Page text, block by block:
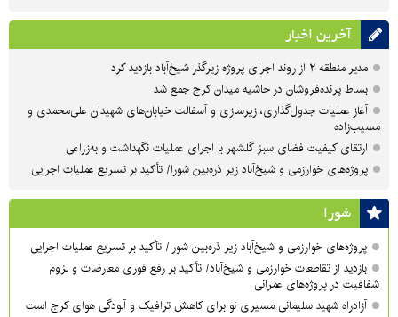
آخرین اخبار
مدیر منطقه ۲ از روند اجرای پروژه زیرگذر شیخ‌آباد بازدید کرد
بساط پرنده‌فروشان در حاشیه میدان کرج جمع شد
آغاز عملیات جدول‌گذاری، زیرسازی و آسفالت خیابان‌های شهیدان علی‌محمدی و
مسیب‌زاده
ارتقای کیفیت فضای سبز گلشهر با اجرای عملیات نگهداشت و به‌زراعی
پروژه‌های خوارزمی و شیخ‌آباد زیر ذره‌بین شورا/ تأکید بر تسریع عملیات اجرایی
شورا
پروژه‌های خوارزمی و شیخ‌آباد زیر ذره‌بین شورا/ تأکید بر تسریع عملیات اجرایی
بازدید از تقاطعات خوارزمی و شیخ‌آباد/ تأکید بر رفع فوری معارضات و لزوم
شفافیت در پروژه‌های عمرانی
آزادراه شهید سلیمانی مسیری نو برای کاهش ترافیک و آلودگی هوای کرج است